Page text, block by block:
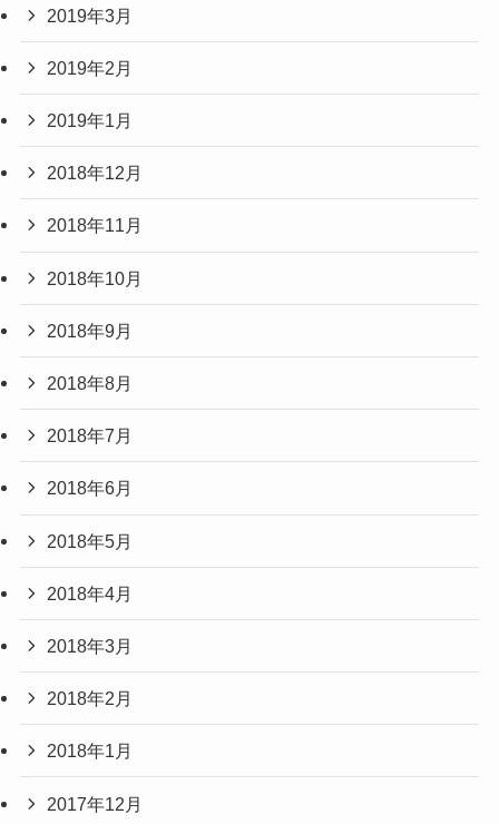
2019年3月
2019年2月
2019年1月
2018年12月
2018年11月
2018年10月
2018年9月
2018年8月
2018年7月
2018年6月
2018年5月
2018年4月
2018年3月
2018年2月
2018年1月
2017年12月